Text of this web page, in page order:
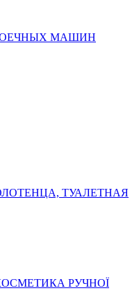
МАШИН
ТУАЛЕТНАЯ
РУЧНОЇ